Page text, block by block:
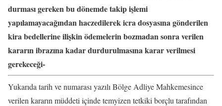
durması gereken bu dönemde takip işlemi
yapılamayacağından haczedilerek icra dosyasına gönderilen
kira bedellerine ilişkin ödemelerin bozmadan sonra verilen
kararın ibrazına kadar durdurulmasına karar verilmesi
gerekeceği-
Yukarıda tarih ve numarası yazılı Bölge Adliye Mahkemesince
verilen kararın müddeti içinde temyizen tetkiki borçlu tarafından